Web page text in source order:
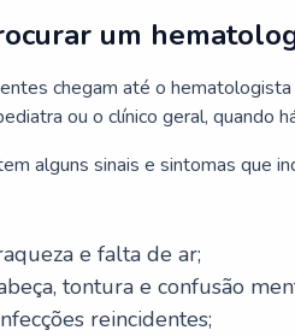
um
chegam até o
ou o clínico geral, quando
alguns sinais e sintomas que
e falta de ar;
tontura e confusão
reincidentes;